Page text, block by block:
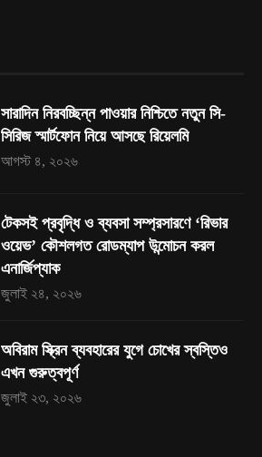
সারাদিন নিরবচ্ছিন্ন পাওয়ার নিশ্চিতে নতুন সি-
সিরিজ স্মার্টফোন নিয়ে আসছে রিয়েলমি
আগস্ট ৪, ২০২৬
টেকসই প্রবৃদ্ধি ও ব্যবসা সম্প্রসারণে ‘রিভার
ওয়েভ’ কৌশলগত রোডম্যাপ উন্মোচন করল
এনার্জিপ্যাক
জুলাই ২৪, ২০২৬
অবিরাম স্ক্রিন ব্যবহারের যুগে চোখের স্বস্তিও
এখন গুরুত্বপূর্ণ
জুলাই ২৩, ২০২৬